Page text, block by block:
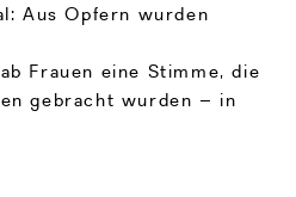
Aus Opfern wurden
Frauen eine Stimme, die
gebracht wurden – in